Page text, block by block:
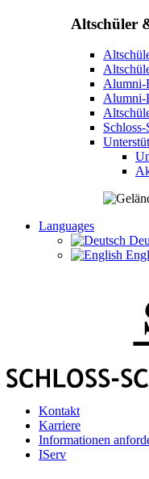
Altschüler
Alumni-
Alumni-
Languages
Kontakt
Karriere
Informationen
IServ